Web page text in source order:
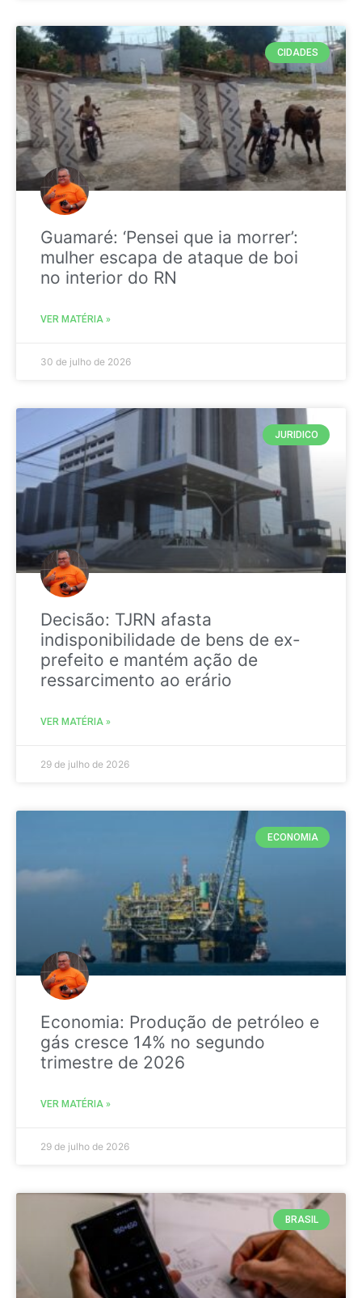
CIDADES
Guamaré: ‘Pensei que ia morrer’:
mulher escapa de ataque de boi
no interior do RN
VER MATÉRIA »
30 de julho de 2026
JURIDICO
Decisão: TJRN afasta
indisponibilidade de bens de ex-
prefeito e mantém ação de
ressarcimento ao erário
VER MATÉRIA »
29 de julho de 2026
ECONOMIA
Economia: Produção de petróleo e
gás cresce 14% no segundo
trimestre de 2026
VER MATÉRIA »
29 de julho de 2026
BRASIL